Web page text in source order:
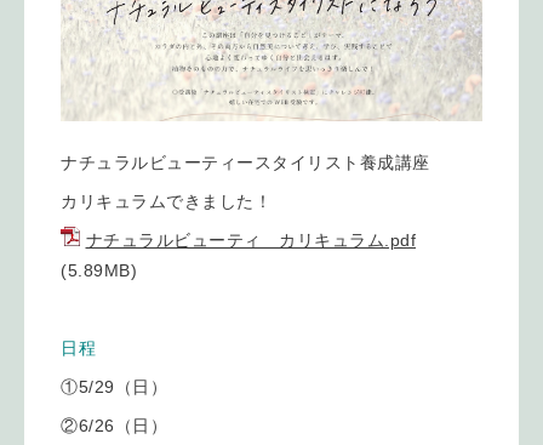
ナチュラルビューティースタイリスト養成講座
カリキュラムできました！
ナチュラルビューティ カリキュラム.pdf
(5.89MB)
日程
①5/29（日）
②6/26（日）